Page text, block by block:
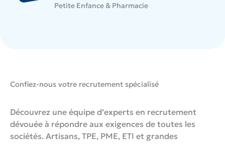
Petite Enfance & Pharmacie
Confiez-nous votre recrutement spécialisé
Découvrez une équipe d’experts en recrutement
dévouée à répondre aux exigences de toutes les
sociétés. Artisans, TPE, PME, ETI et grandes